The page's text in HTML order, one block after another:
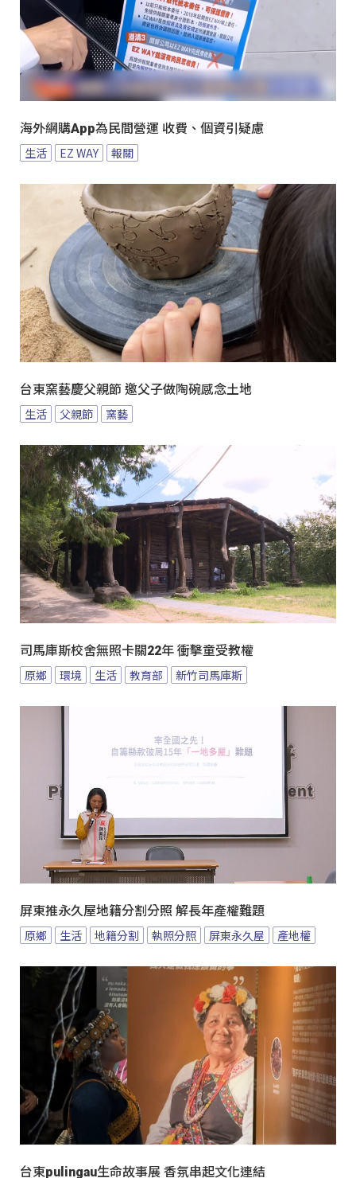
海外網購App為民間營運 收費、個資引疑慮
生活 EZ WAY 報關
台東窯藝慶父親節 邀父子做陶碗感念土地
生活 父親節 窯藝
司馬庫斯校舍無照卡關22年 衝擊童受教權
原鄉 環境 生活 教育部 新竹司馬庫斯
屏東推永久屋地籍分割分照 解長年產權難題
原鄉 生活 地籍分割 執照分照 屏東永久屋 產地權
台東pulingau生命故事展 香氛串起文化連結